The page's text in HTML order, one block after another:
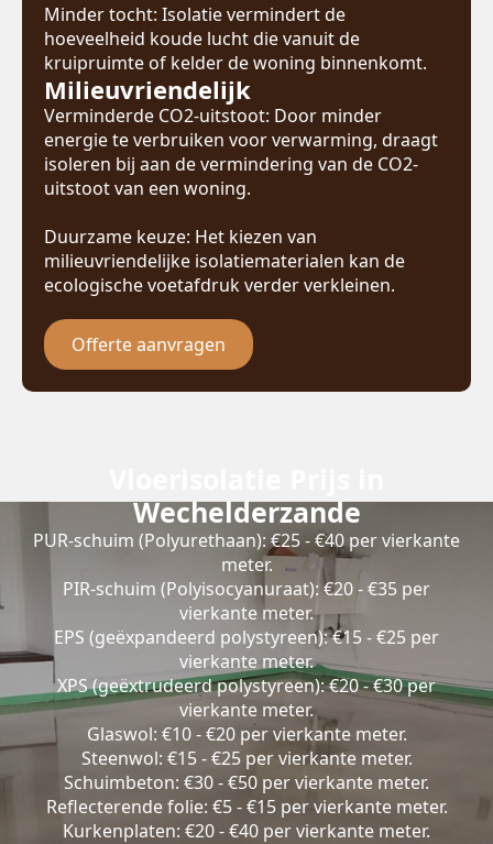
Minder tocht: Isolatie vermindert de
hoeveelheid koude lucht die vanuit de
kruipruimte of kelder de woning binnenkomt.
Milieuvriendelijk
Verminderde CO2-uitstoot: Door minder
energie te verbruiken voor verwarming, draagt
isoleren bij aan de vermindering van de CO2-
uitstoot van een woning.
Duurzame keuze: Het kiezen van
milieuvriendelijke isolatiematerialen kan de
ecologische voetafdruk verder verkleinen.
Offerte aanvragen
Wechelderzande
PUR-schuim (Polyurethaan): €25 - €40 per vierkante
meter.
PIR-schuim (Polyisocyanuraat): €20 - €35 per
vierkante meter.
EPS (geëxpandeerd polystyreen): €15 - €25 per
vierkante meter.
XPS (geëxtrudeerd polystyreen): €20 - €30 per
vierkante meter.
Glaswol: €10 - €20 per vierkante meter.
Steenwol: €15 - €25 per vierkante meter.
Schuimbeton: €30 - €50 per vierkante meter.
Reflecterende folie: €5 - €15 per vierkante meter.
Kurkenplaten: €20 - €40 per vierkante meter.